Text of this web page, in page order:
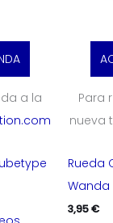
a la
Para
nueva
Rueda
Wanda
3,95€